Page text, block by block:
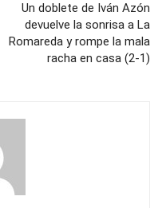
Un doblete de Iván Azón
devuelve la sonrisa a La
Romareda y rompe la mala
racha en casa (2-1)